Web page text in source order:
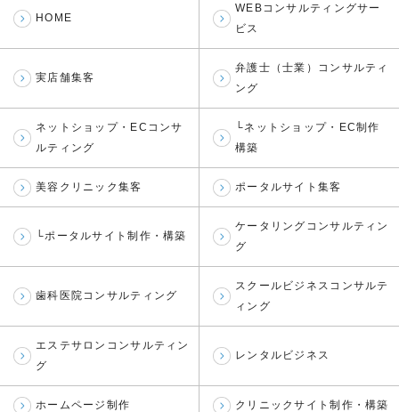
HOME
WEBコンサルティングサー
ビス
実店舗集客
弁護士（士業）コンサルティ
ング
ネットショップ・ECコンサ
ルティング
└ネットショップ・EC制作
構築
美容クリニック集客 ポータルサイト集客
└ポータルサイト制作・構築
ケータリングコンサルティン
グ
歯科医院コンサルティング
スクールビジネスコンサルテ
ィング
エステサロンコンサルティン
グ
レンタルビジネス
ホームページ制作 クリニックサイト制作・構築